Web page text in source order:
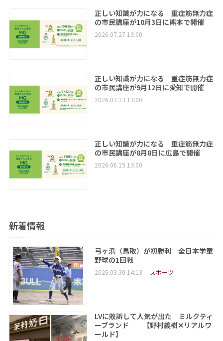
正しい知識が力になる 重症筋無力症
の市民講座が10月3日に熊本で開催
2026.07.27 13:00
正しい知識が力になる 重症筋無力症
の市民講座が9月12日に愛知で開催
2026.07.13 13:00
正しい知識が力になる 重症筋無力症
の市民講座が8月8日に広島で開催
2026.06.15 13:00
新着情報
弓ヶ浜（鳥取）が初勝利 全日本学童
野球の1回戦
2026.03.30 14:13 スポーツ
LVに敗訴して人気が出た ミルクティ
ーブランド 【野村義樹✕リアルワ
ールド】